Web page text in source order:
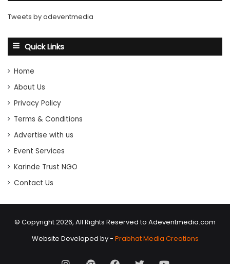
Tweets by adeventmedia
Quick Links
Home
About Us
Privacy Policy
Terms & Conditions
Advertise with us
Event Services
Karinde Trust NGO
Contact Us
© Copyright 2026, All Rights Reserved to Adeventmedia.com
Website Developed by - Prabhat Media Creations